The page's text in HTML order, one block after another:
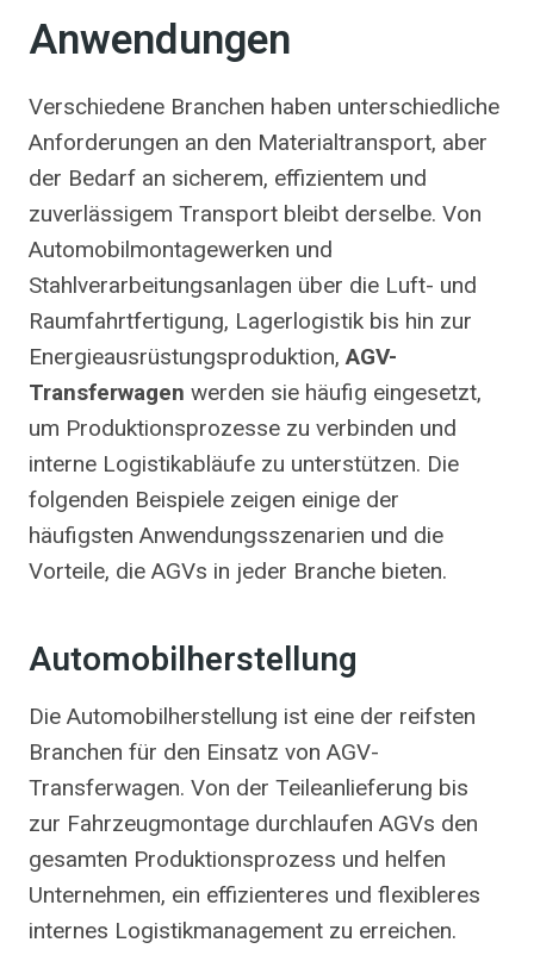
Anwendungen
Verschiedene Branchen haben unterschiedliche
Anforderungen an den Materialtransport, aber
der Bedarf an sicherem, effizientem und
zuverlässigem Transport bleibt derselbe. Von
Automobilmontagewerken und
Stahlverarbeitungsanlagen über die Luft- und
Raumfahrtfertigung, Lagerlogistik bis hin zur
Energieausrüstungsproduktion,AGV-
Transferwagen werden sie häufig eingesetzt,
um Produktionsprozesse zu verbinden und
interne Logistikabläufe zu unterstützen. Die
folgenden Beispiele zeigen einige der
häufigsten Anwendungsszenarien und die
Vorteile, die AGVs in jeder Branche bieten.
Automobilherstellung
Die Automobilherstellung ist eine der reifsten
Branchen für den Einsatz von AGV-
Transferwagen. Von der Teileanlieferung bis
zur Fahrzeugmontage durchlaufen AGVs den
gesamten Produktionsprozess und helfen
Unternehmen, ein effizienteres und flexibleres
internes Logistikmanagement zu erreichen.